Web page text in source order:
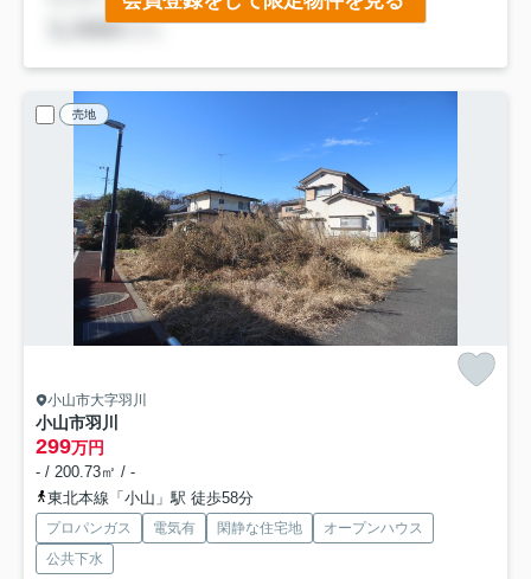
売地
小山市大字羽川
小山市羽川
299万円
- / 200.73㎡ / -
東北本線「小山」駅 徒歩58分
プロパンガス 電気有 閑静な住宅地
オープンハウス
公共下水